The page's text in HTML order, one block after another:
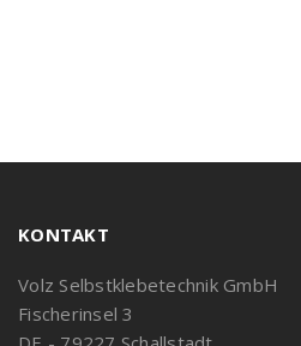
KONTAKT
Volz Selbstklebetechnik GmbH
Fischerinsel 3